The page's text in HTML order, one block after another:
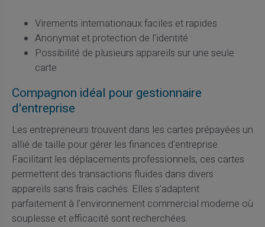
Virements internationaux faciles et rapides
Anonymat et protection de l'identité
Possibilité de plusieurs appareils sur une seule
carte
Compagnon idéal pour gestionnaire
d'entreprise
Les entrepreneurs trouvent dans les cartes prépayées un
allié de taille pour gérer les finances d'entreprise.
Facilitant les déplacements professionnels, ces cartes
permettent des transactions fluides dans divers
appareils sans frais cachés. Elles s'adaptent
parfaitement à l'environnement commercial moderne où
souplesse et efficacité sont recherchées.